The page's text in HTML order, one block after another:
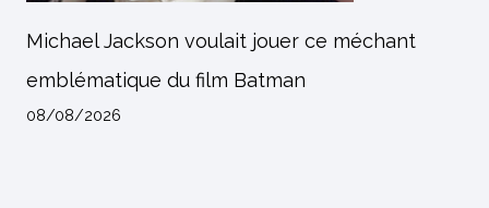
Michael Jackson voulait jouer ce méchant
emblématique du film Batman
08/08/2026